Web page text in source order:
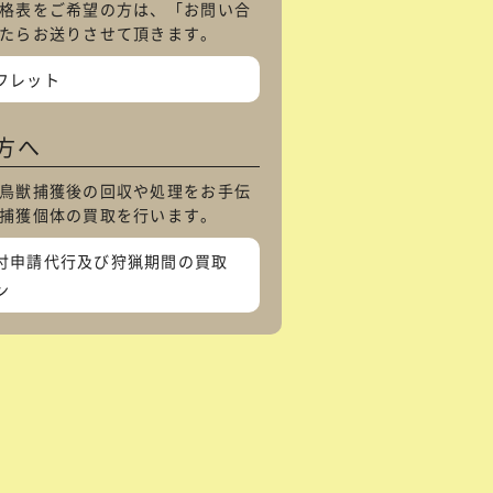
表をご希望の方は、「お問い合
らお送りさせて頂きます。
レット
へ
獣捕獲後の回収や処理をお手伝
獲個体の買取を行います。
申請代行及び狩猟期間の買取